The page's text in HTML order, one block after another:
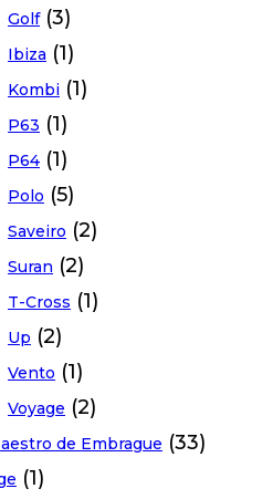
Golf (3)
Ibiza (1)
Kombi (1)
P63 (1)
P64 (1)
Polo (5)
Saveiro (2)
Suran (2)
T-Cross (1)
Up (2)
Vento (1)
Voyage (2)
de Embrague (33)
(1)